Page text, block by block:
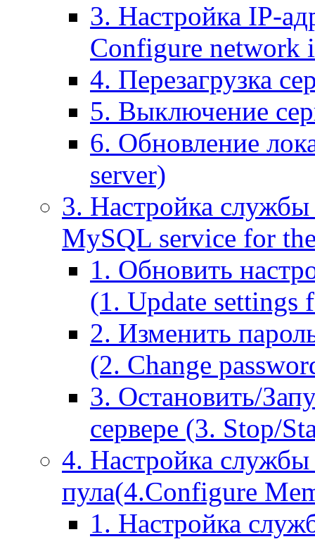
3. Настройка IP-
Configure network
4. Перезагрузка
5. Выключение
6. Обновление
server)
3. Настройка
MySQL service for
1. Обновить
(1. Update settings
2. Изменить
(2. Change
3. Остановить/
сервере (3. Stop/
4. Настройка
пула(4.Configure
1. Настройка